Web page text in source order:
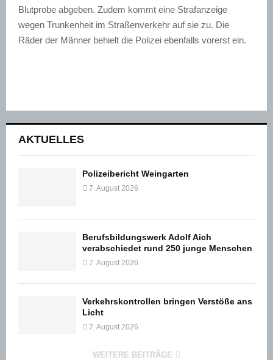
Blutprobe abgeben. Zudem kommt eine Strafanzeige
wegen Trunkenheit im Straßenverkehr auf sie zu. Die
Räder der Männer behielt die Polizei ebenfalls vorerst ein.
AKTUELLES
Polizeibericht Weingarten
7. August 2026
Berufsbildungswerk Adolf Aich
verabschiedet rund 250 junge Menschen
7. August 2026
Verkehrskontrollen bringen Verstöße ans
Licht
7. August 2026
WEITERE BEITRÄGE